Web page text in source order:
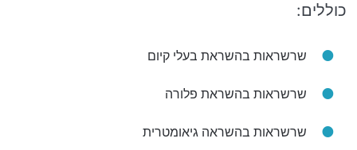
כוללים:
שרשראות בהשראת בעלי קיום
שרשראות בהשראת פלורה
שרשראות בהשראה גיאומטרית